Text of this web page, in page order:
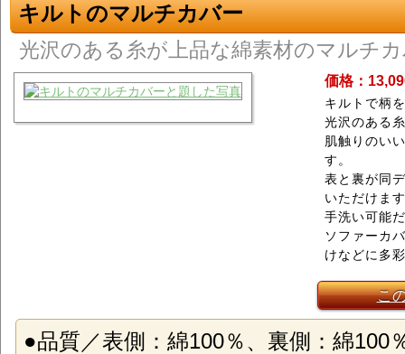
キルトのマルチカバー
光沢のある糸が上品な綿素材のマルチ
価格：
キルトで柄
光沢のある
肌触りのい
す。
表と裏が同
いただけま
手洗い可能
ソファーカ
けなどに多
こ
●品質／表側：綿100％、裏側：綿100